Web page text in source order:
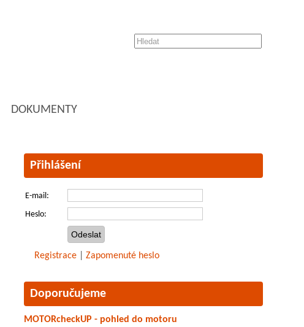
DOKUMENTY
Přihlášení
E-mail:
Heslo:
Registrace Zapomenuté heslo
Doporučujeme
MOTORcheckUP - pohled do motoru